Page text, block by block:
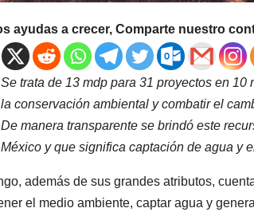
ayudas a crecer, Comparte nuestro
Se trata de 13 mdp para 31 proyectos en
la conservación ambiental y combatir el
De manera transparente se brindó este
México y que significa captación de agua y
además de sus grandes atributos,
el medio ambiente, captar agua y